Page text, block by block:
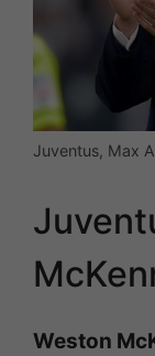
Juventus, Max
Weston